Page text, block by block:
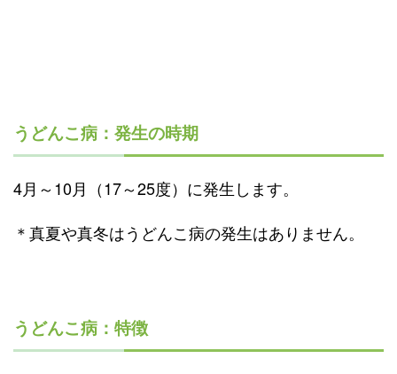
うどんこ病：発生の時期
4月～10月（17～25度）に発生します。
＊真夏や真冬はうどんこ病の発生はありません。
うどんこ病：特徴